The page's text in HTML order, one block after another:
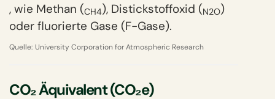
, wie Methan (CH4), Distickstoffoxid (N2O)
oder fluorierte Gase (F-Gase).
Quelle: University Corporation for Atmospheric Research
CO₂ Äquivalent (CO₂e)